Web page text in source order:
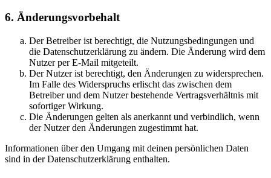
6. Änderungsvorbehalt
Der Betreiber ist berechtigt, die Nutzungsbedingungen und
die Datenschutzerklärung zu ändern. Die Änderung wird dem
Nutzer per E-Mail mitgeteilt.
Der Nutzer ist berechtigt, den Änderungen zu widersprechen.
Im Falle des Widerspruchs erlischt das zwischen dem
Betreiber und dem Nutzer bestehende Vertragsverhältnis mit
sofortiger Wirkung.
Die Änderungen gelten als anerkannt und verbindlich, wenn
der Nutzer den Änderungen zugestimmt hat.
Informationen über den Umgang mit deinen persönlichen Daten
sind in der Datenschutzerklärung enthalten.